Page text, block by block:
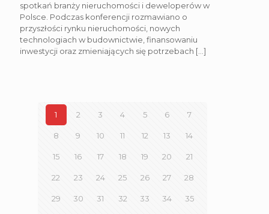
spotkań branży nieruchomości i deweloperów w
Polsce. Podczas konferencji rozmawiano o
przyszłości rynku nieruchomości, nowych
technologiach w budownictwie, finansowaniu
inwestycji oraz zmieniających się potrzebach […]
1 2 3 4 5 6 7
8 9 10 11 12 13 14
15 16 17 18 19 20 21
22 23 24 25 26 27 28
29 30 31 32 33 34 35